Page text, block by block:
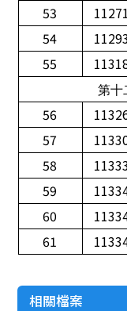
53
54
55
第十
56
57
58
59
60
61
相關檔案